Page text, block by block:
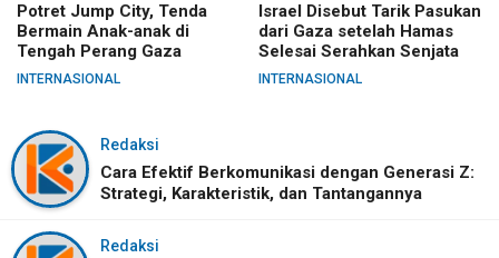
Potret Jump City, Tenda
Bermain Anak-anak di
Tengah Perang Gaza
INTERNASIONAL
Israel Disebut Tarik Pasukan
dari Gaza setelah Hamas
Selesai Serahkan Senjata
INTERNASIONAL
Redaksi
Cara Efektif Berkomunikasi dengan Generasi Z:
Strategi, Karakteristik, dan Tantangannya
Redaksi